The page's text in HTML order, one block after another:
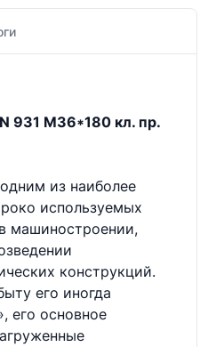
931 М36*180 кл. пр.
из наиболее
используемых
машиностроении,
конструкций.
его иногда
его основное